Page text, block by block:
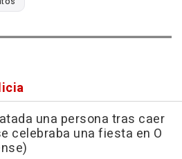
una persona tras caer
celebraba una fiesta en O